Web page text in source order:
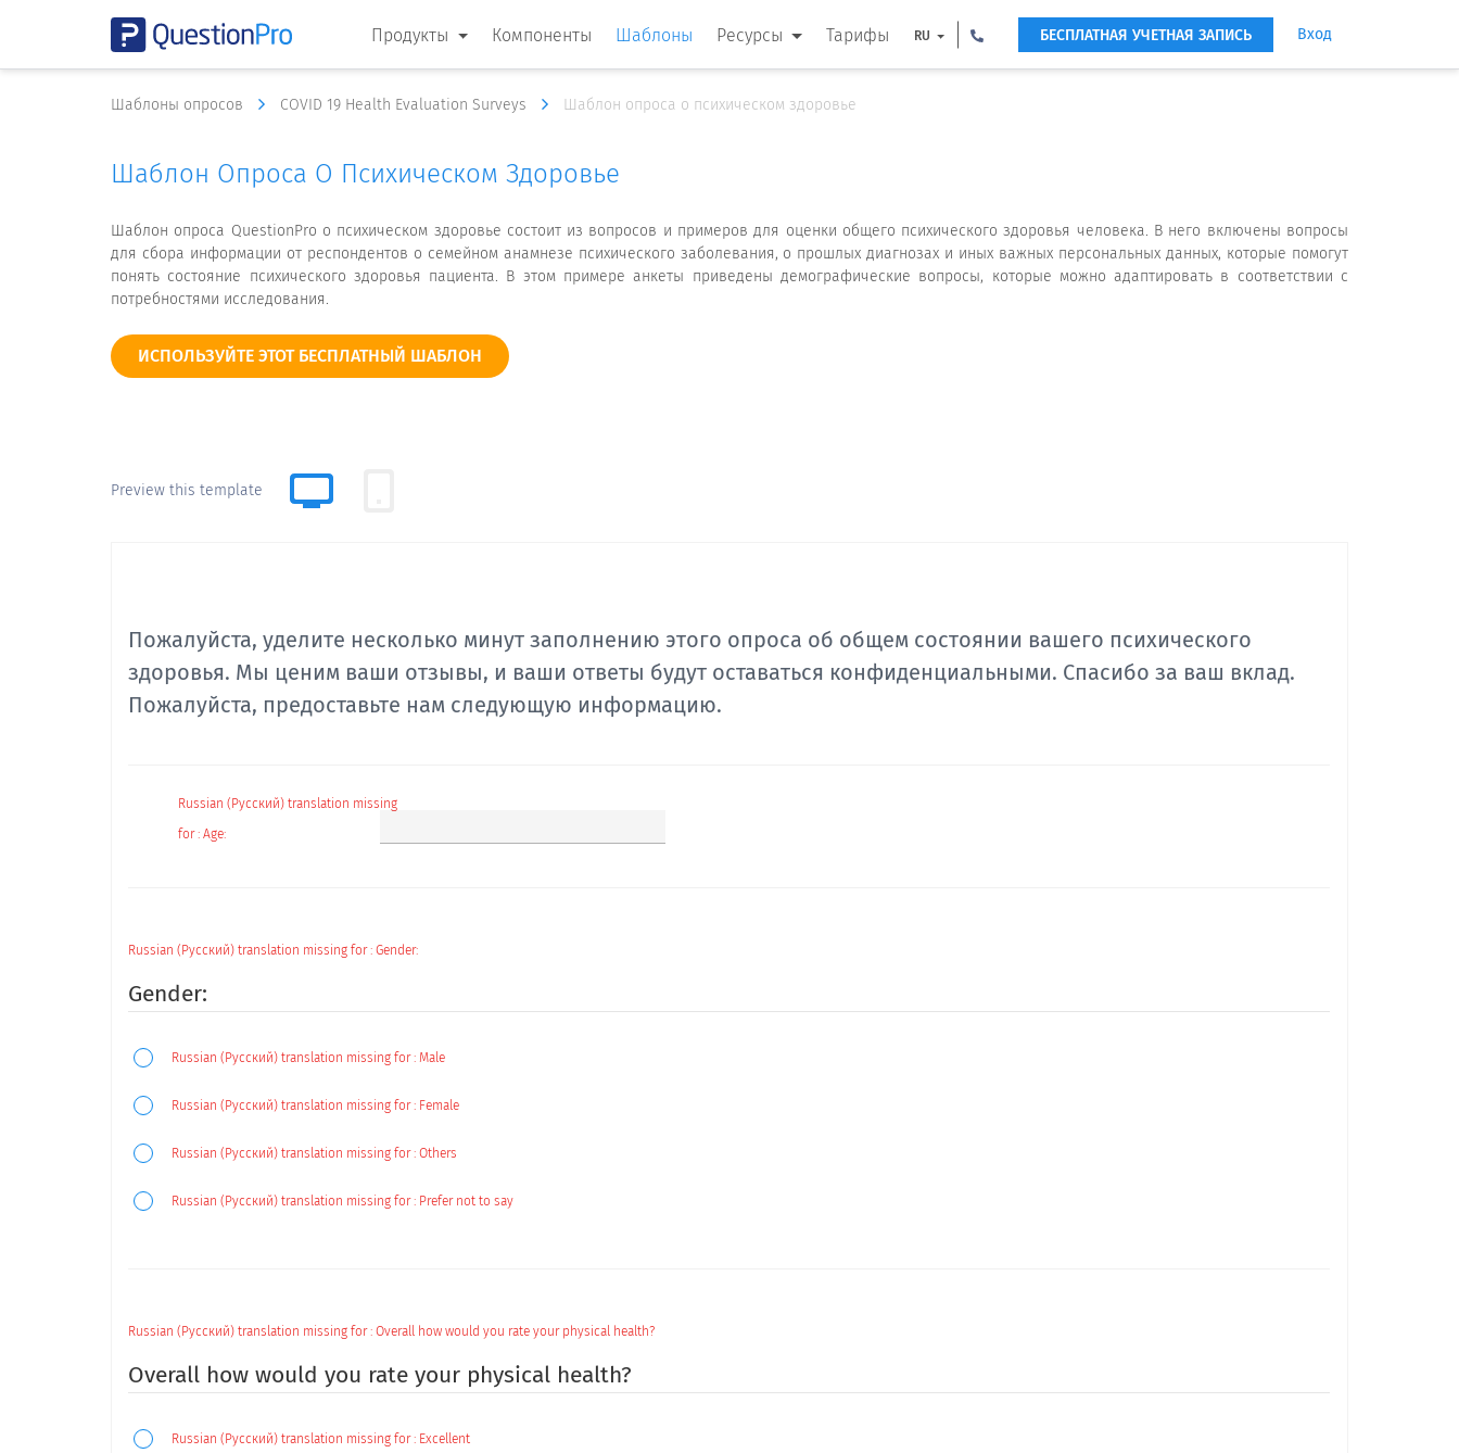
Продукты Компоненты Шаблоны Ресурсы Тарифы RU БЕСПЛАТНАЯ УЧЕТНАЯ ЗАПИСЬ Вход
Шаблоны опросов COVID 19 Health Evaluation Surveys Шаблон опроса о психическом здоровье
Шаблон Опроса О Психическом Здоровье
Шаблон опроса QuestionPro о психическом здоровье состоит из вопросов и примеров для оценки общего психического здоровья человека. В него включены вопросы
для сбора информации от респондентов о семейном анамнезе психического заболевания, о прошлых диагнозах и иных важных персональных данных, которые помогут
понять состояние психического здоровья пациента. В этом примере анкеты приведены демографические вопросы, которые можно адаптировать в соответствии с
потребностями исследования.
ИСПОЛЬЗУЙТЕ ЭТОТ БЕСПЛАТНЫЙ ШАБЛОН
Preview this template
Пожалуйста, уделите несколько минут заполнению этого опроса об общем состоянии вашего психического
здоровья. Мы ценим ваши отзывы, и ваши ответы будут оставаться конфиденциальными. Спасибо за ваш вклад.
Пожалуйста, предоставьте нам следующую информацию.
Russian (Русский) translation missing
for : Age:
Russian (Русский) translation missing for : Gender:
Gender:
Russian (Русский) translation missing for : Male
Russian (Русский) translation missing for : Female
Russian (Русский) translation missing for : Others
Russian (Русский) translation missing for : Prefer not to say
Russian (Русский) translation missing for : Overall how would you rate your physical health?
Overall how would you rate your physical health?
Russian (Русский) translation missing for : Excellent